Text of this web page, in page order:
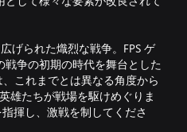
げられた熾烈な戦争。FPS ゲ
争の初期の時代を舞台とした
これまでとは異なる角度から
雄たちが戦場を駆けめぐりま
揮し、激戦を制してくださ